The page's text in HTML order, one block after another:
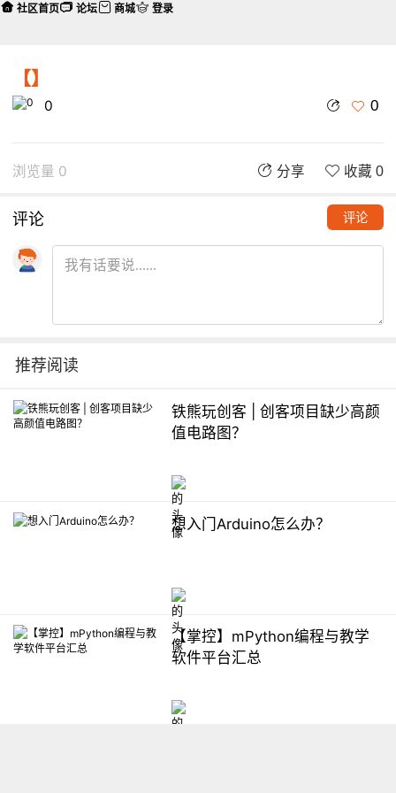
【】
0 0
浏览量 0 分享 收藏 0
评论 评论
推荐阅读
铁熊玩创客 | 创客项目缺少高颜
值电路图？
想入门Arduino怎么办？
【掌控】mPython编程与教学
软件平台汇总
社区首页 论坛 商城 登录